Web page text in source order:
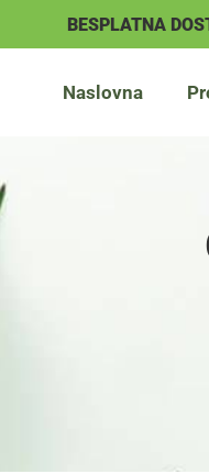
BESPLATNA
Naslovna